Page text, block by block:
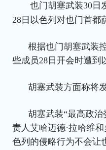
也门胡塞武装30日
28日以色列对也门首都
根据也门胡塞武装
些成员28日开会时遭到
胡塞武装方面称将
胡塞武装“最高政
责人艾哈迈德·拉哈维
色列的侵略行为不会让